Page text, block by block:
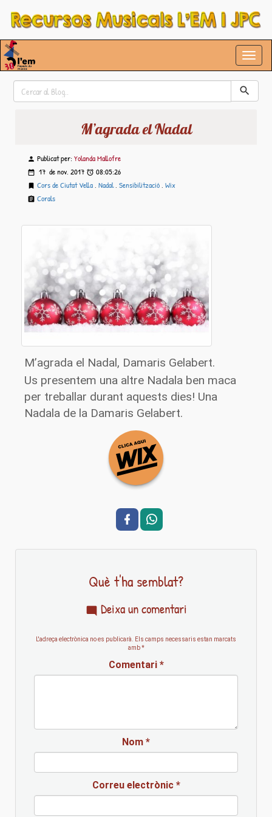
M’agrada el Nadal
Publicat per: Yolanda Mallofre
17 denov. 2017
08:05:26
Cors de Ciutat Vella, Nadal, Sensibilització, Wix
Corals
M’agrada el Nadal, Damaris Gelabert.
Us presentem una altre Nadala ben maca
per treballar durant aquests dies! Una
Nadala de la Damaris Gelabert.
Què t'ha semblat?
Deixa un comentari
L'adreça electrònica no es publicarà.
Els camps necessaris estan marcats
amb*
Comentari *
Nom *
Correu electrònic *